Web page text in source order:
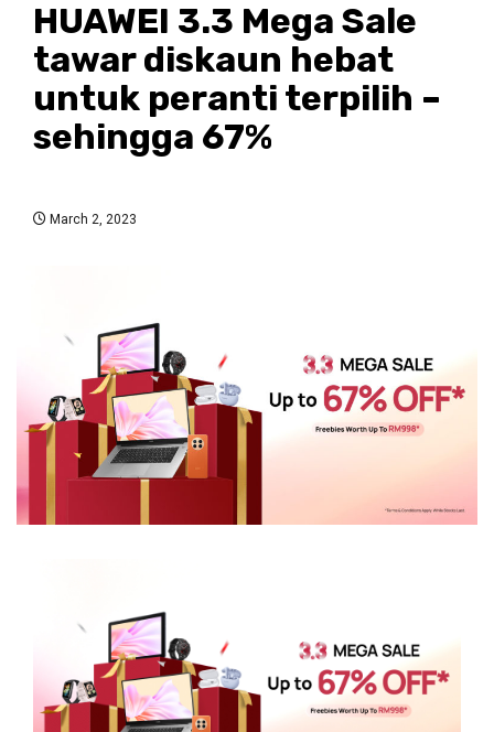
HUAWEI 3.3 Mega Sale
tawar diskaun hebat
untuk peranti terpilih –
sehingga 67%
March 2, 2023